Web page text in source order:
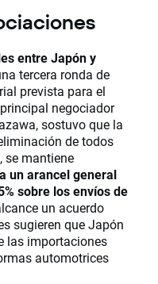
entre Japón y
tercera ronda de
prevista para el
negociador
sostuvo que la
de todos
se mantiene
un arancel general
sobre los envíos de
un acuerdo
sugieren que Japón
las importaciones
automotrices